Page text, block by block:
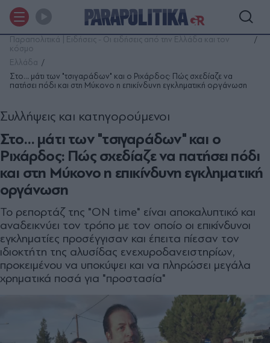
Παραπολιτικά | Ειδήσεις - Οι ειδήσεις από την Ελλάδα και τον
κόσμο
Ελλάδα
Στο… μάτι των "τσιγαράδων" και ο Ριχάρδος: Πώς σχεδίαζε να
πατήσει πόδι και στη Μύκονο η επικίνδυνη εγκληματική οργάνωση
Στο… μάτι των "τσιγαράδων" και ο
Ριχάρδος: Πώς σχεδίαζε να πατήσει πόδι
και στη Μύκονο η επικίνδυνη εγκληματική
οργάνωση
Συλλήψεις και κατηγορούμενοι
Το ρεπορτάζ της "ON time" είναι αποκαλυπτικό και
αναδεικνύει τον τρόπο με τον οποίο οι επικίνδυνοι
εγκληματίες προσέγγισαν και έπειτα πίεσαν τον
ιδιοκτήτη της αλυσίδας ενεχυροδανειστηρίων,
προκειμένου να υποκύψει και να πληρώσει μεγάλα
χρηματικά ποσά για "προστασία"